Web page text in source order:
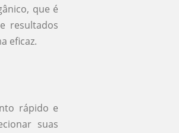
que é
resultados
eficaz.
rápido e
suas